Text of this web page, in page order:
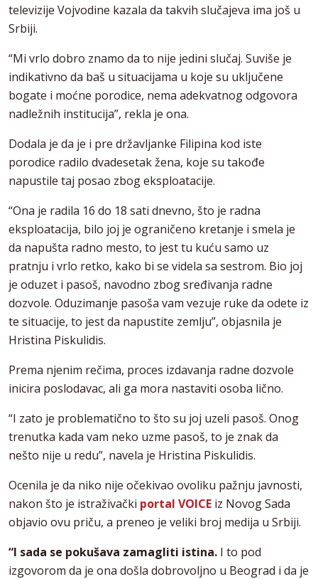
televizije Vojvodine kazala da takvih slučajeva ima još u
Srbiji.
“Mi vrlo dobro znamo da to nije jedini slučaj. Suviše je
indikativno da baš u situacijama u koje su uključene
bogate i moćne porodice, nema adekvatnog odgovora
nadležnih institucija”, rekla je ona.
Dodala je da je i pre državljanke Filipina kod iste
porodice radilo dvadesetak žena, koje su takođe
napustile taj posao zbog eksploatacije.
“Ona je radila 16 do 18 sati dnevno, što je radna
eksploatacija, bilo joj je ograničeno kretanje i smela je
da napušta radno mesto, to jest tu kuću samo uz
pratnju i vrlo retko, kako bi se videla sa sestrom. Bio joj
je oduzet i pasoš, navodno zbog sređivanja radne
dozvole. Oduzimanje pasoša vam vezuje ruke da odete iz
te situacije, to jest da napustite zemlju”, objasnila je
Hristina Piskulidis.
Prema njenim rečima, proces izdavanja radne dozvole
inicira poslodavac, ali ga mora nastaviti osoba lično.
“I zato je problematično to što su joj uzeli pasoš. Onog
trenutka kada vam neko uzme pasoš, to je znak da
nešto nije u redu”, navela je Hristina Piskulidis.
Ocenila je da niko nije očekivao ovoliku pažnju javnosti,
nakon što je istraživački portal VOICE iz Novog Sada
objavio ovu priču, a preneo je veliki broj medija u Srbiji.
“I sada se pokušava zamagliti istina. I to pod
izgovorom da je ona došla dobrovoljno u Beograd i da je